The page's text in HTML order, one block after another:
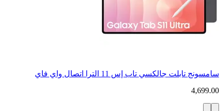
سامسونج تابلت جالكسي تاب إس 11 الترا اتصال واي فاي
4,699.00